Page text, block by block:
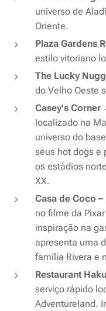
universo de
Oriente.
Plaza Gardens
estilo vitoriano
The Lucky
do Velho Oeste
Casey's Corner
localizado na
universo do
seus hot dogs e
os estádios
XX.
Casa de Coco
no filme da
inspiração na
apresenta uma
família Rivera e
Restaurant
serviço rápido
Adventureland.